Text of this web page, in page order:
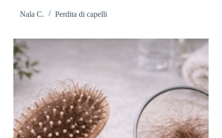
Nala C. Perdita di capelli